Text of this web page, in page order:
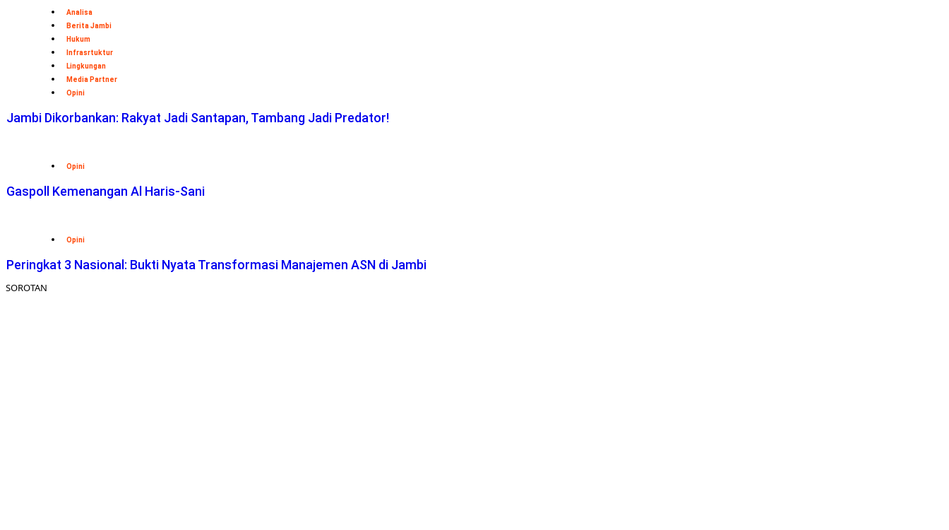
Analisa
Berita Jambi
Hukum
Infrasrtuktur
Lingkungan
Media Partner
Opini
Jambi Dikorbankan: Rakyat Jadi Santapan, Tambang Jadi Predator!
Opini
Gaspoll Kemenangan Al Haris-Sani
Opini
Peringkat 3 Nasional: Bukti Nyata Transformasi Manajemen ASN di Jambi
SOROTAN